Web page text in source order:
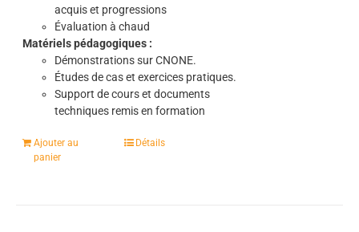
acquis et progressions
Évaluation à chaud
Matériels pédagogiques :
Démonstrations sur CNONE.
Études de cas et exercices pratiques.
Support de cours et documents
techniques remis en formation
Ajouter au
panier
Détails